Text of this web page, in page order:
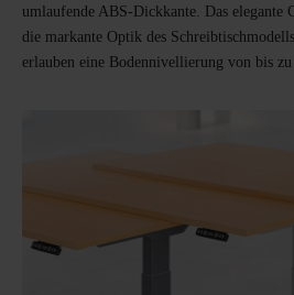
umlaufende ABS-Dickkante. Das elegante
die markante Optik des
erlauben eine Bodennivellierung von bis